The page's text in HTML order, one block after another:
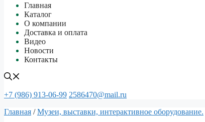
Главная
Каталог
О компании
Доставка и оплата
Видео
Новости
Контакты
+7 (986) 913-06-99 2586470@mail.ru
Главная /Музеи, выставки, интерактивное оборудование.